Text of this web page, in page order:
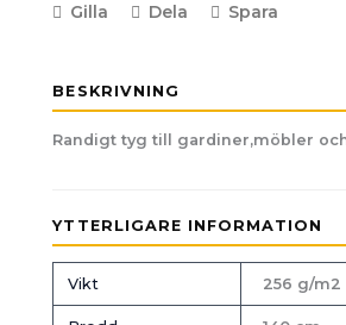
Gilla Dela Spara
BESKRIVNING
Randigt tyg till gardiner,möbler
YTTERLIGARE INFORMATION
Vikt 256 g/m2